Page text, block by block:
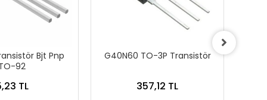
Bjt Pnp
92
TL
G40N60 TO-3P Transistör
357,12 TL